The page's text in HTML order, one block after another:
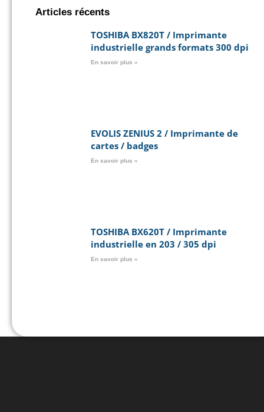
Articles récents
TOSHIBA BX820T / Imprimante
industrielle grands formats 300 dpi
En savoir plus »
EVOLIS ZENIUS 2 / Imprimante de
cartes / badges
En savoir plus »
TOSHIBA BX620T / Imprimante
industrielle en 203 / 305 dpi
En savoir plus »